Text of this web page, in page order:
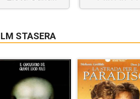
STASERA